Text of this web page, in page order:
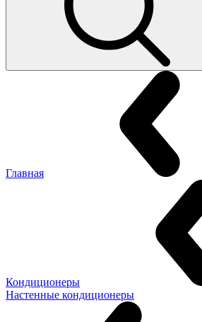
Главная
Кондиционеры
Настенные кондиционеры